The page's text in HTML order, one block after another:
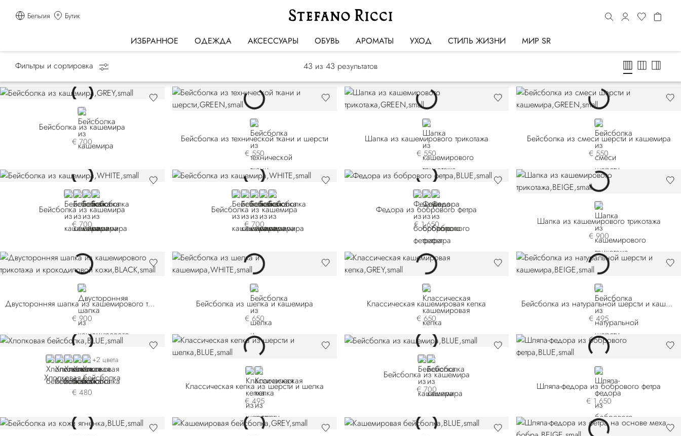
Бельгия Бутик
ИЗБРАННОЕ ОДЕЖДА АКСЕССУАРЫ ОБУВЬ АРОМАТЫ УХОД СТИЛЬ ЖИЗНИ МИР SR
Главная страница АКСЕССУАРЫ
Головные уборы
Фильтры и сортировка 43 из 43 результатов
GREY
Бейсболка из кашемира
€ 700
GREEN
Бейсболка из технической ткани и шерсти
€ 550
GREEN
Шапка из кашемирового трикотажа
€ 550
GREEN
Бейсболка из смеси шерсти и кашемира
€ 550
WHITE
BEIGE
BROWN
BLACK
Бейсболка из кашемира
€ 700
WHITE
BEIGE
BROWN
BLUE
RED
Бейсболка из кашемира
€ 700
BLUEBROWN
BLACK
Федора из бобрового фетра
€ 1.650
BEIGE
Шапка из кашемирового трикотажа
€ 900
BLACK
Двусторонняя шапка из кашемирового трикотажа и крокодиловой кожи
€ 900
WHITE
Бейсболка из шелка и кашемира
€ 650
GREY
Классическая кашемировая кепка
€ 650
BEIGE
Бейсболка из натуральной шерсти и кашемира
€ 495
BLUEBLACK
BEIGE
BROWN
RED+2 цвета
Хлопковая бейсболка
€ 480
BLUEORANGE
Классическая кепка из шерсти и шелка
€ 495
BLUEBROWN
Бейсболка из кашемира
€ 700
BLUE
Шляпа-федора из бобрового фетра
€ 1.650